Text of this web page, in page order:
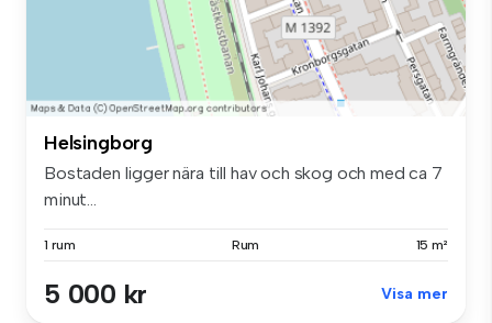
Helsingborg
Bostaden ligger nära till hav och skog och med ca 7
minut...
1 rum Rum 15 m²
5 000 kr Visa mer